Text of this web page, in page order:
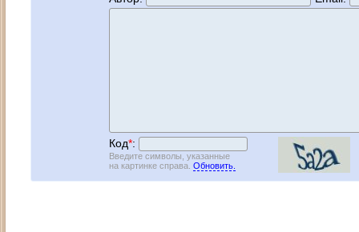
Код*:
Введите символы, указанные
на картинке справа. Обновить.